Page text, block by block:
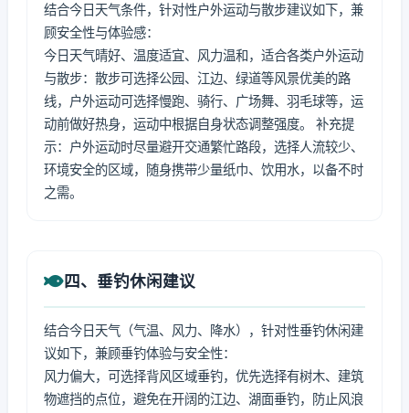
结合今日天气条件，针对性户外运动与散步建议如下，兼
顾安全性与体验感：
今日天气晴好、温度适宜、风力温和，适合各类户外运动
与散步：散步可选择公园、江边、绿道等风景优美的路
线，户外运动可选择慢跑、骑行、广场舞、羽毛球等，运
动前做好热身，运动中根据自身状态调整强度。 补充提
示：户外运动时尽量避开交通繁忙路段，选择人流较少、
环境安全的区域，随身携带少量纸巾、饮用水，以备不时
之需。
四、垂钓休闲建议
结合今日天气（气温、风力、降水），针对性垂钓休闲建
议如下，兼顾垂钓体验与安全性：
风力偏大，可选择背风区域垂钓，优先选择有树木、建筑
物遮挡的点位，避免在开阔的江边、湖面垂钓，防止风浪